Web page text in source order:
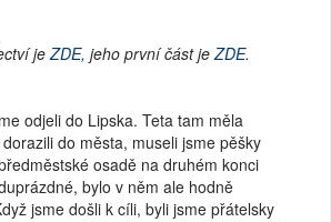
jeZDE, jeho první část jeZDE.
odjeli do Lipska. Teta tam měla
do města, museli jsme pěšky
osadě na druhém konci
bylo v něm ale hodně
jsme došli k cíli, byli jsme přátelsky